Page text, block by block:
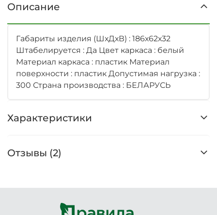
Описание
Габариты изделия (ШхДхВ) : 186х62х32
Штабелируется : Да Цвет каркаса : белый
Материал каркаса : пластик Материал
поверхности : пластик Допустимая нагрузка :
300 Страна производства : БЕЛАРУСЬ
Характеристики
Отзывы (2)